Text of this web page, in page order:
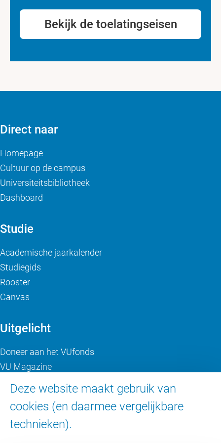
Bekijk de toelatingseisen
Deze website maakt gebruik van
cookies (en daarmee vergelijkbare
technieken).
Direct naar
Homepage
Cultuur op de campus
Universiteitsbibliotheek
Dashboard
Studie
Academische jaarkalender
Studiegids
Rooster
Canvas
Uitgelicht
Doneer aan het VUfonds
VU Magazine
Digitale toegankelijkheid
Over de VU